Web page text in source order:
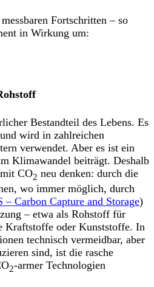
Fortschritten – so
in Wirkung um:
Bestandteil des Lebens. Es
wird in zahlreichen
verwendet. Aber es ist ein
Klimawandel beiträgt. Deshalb
CO2 neu denken: durch die
wo immer möglich, durch
– Carbon Capture and Storage)
– etwa als Rohstoff für
Kraftstoffe oder Kunststoffe. In
technisch vermeidbar, aber
sind, ist die rasche
2-armer Technologien